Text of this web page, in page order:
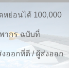
ย่อนได้ 100,000
ากร ฉบับที่
ออกที่ดี / ผู้ส่งออก